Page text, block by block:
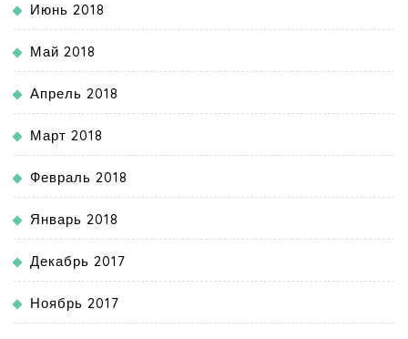
Июнь 2018
Май 2018
Апрель 2018
Март 2018
Февраль 2018
Январь 2018
Декабрь 2017
Ноябрь 2017